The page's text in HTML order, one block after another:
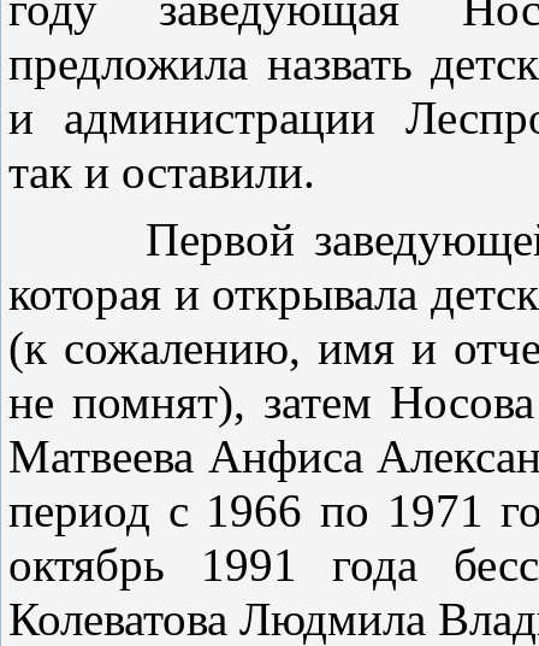
предложила назвать
и администрации
так и оставили.
Первой заведующей
которая и открывала
(к сожалению, имя и
не помнят), затем
Матвеева Анфиса
период с 1966 по 1971
октябрь 1991 года
Колеватова Людмила